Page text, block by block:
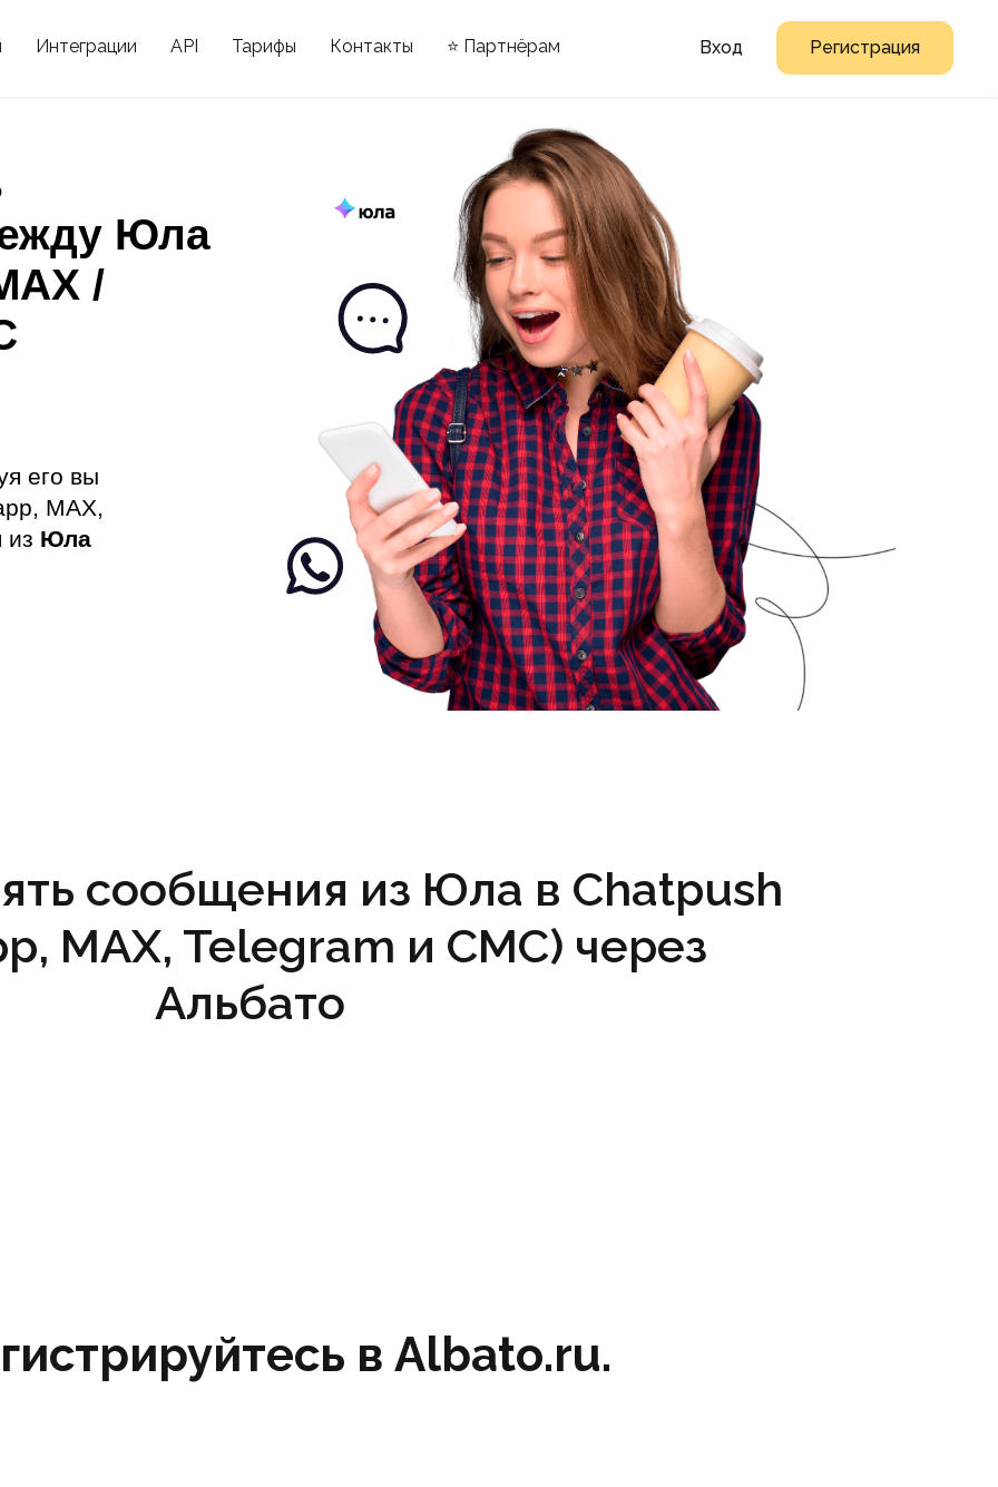
Интеграции API Тарифы Контакты ⭐ Партнёрам Вход Регистрация
Юла
/
его вы
MAX,
Юла
сообщения из Юла в Chatpush
MAX, Telegram и СМС) через
Альбато
в Albato.ru.